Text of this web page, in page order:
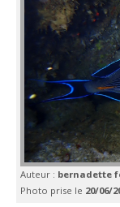
Auteur : bernadette
Photo prise le 20/06/